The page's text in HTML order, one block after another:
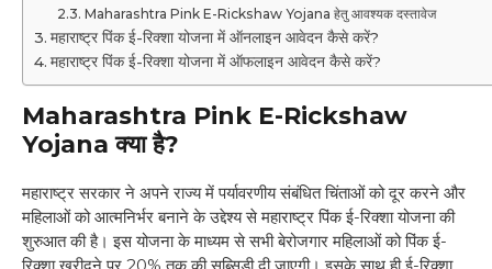
Maharashtra Pink E-Rickshaw Yojana हेतु आवश्यक दस्तावेज
महाराष्ट्र पिंक ई-रिक्शा योजना में ऑनलाइन आवेदन कैसे करें?
महाराष्ट्र पिंक ई-रिक्शा योजना में ऑफलाइन आवेदन कैसे करें?
Maharashtra Pink E-Rickshaw
Yojana क्या है?
महाराष्ट्र सरकार ने अपने राज्य में पर्यावरणीय संबंधित चिंताओं को दूर करने और
महिलाओं को आत्मनिर्भर बनाने के उद्देश्य से महाराष्ट्र पिंक ई-रिक्शा योजना की
शुरुआत की है। इस योजना के माध्यम से सभी बेरोजगार महिलाओं को पिंक ई-